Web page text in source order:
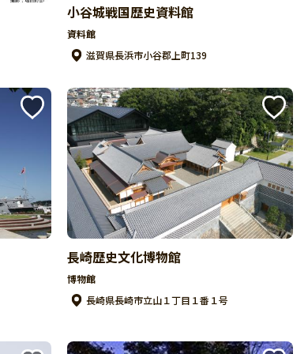
小谷城戦国歴史資料館
資料館
滋賀県長浜市小谷郡上町139
長崎歴史文化博物館
博物館
長崎県長崎市立山１丁目１番１号